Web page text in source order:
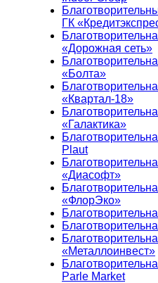
ГК
«Дорожная сеть»
«Болта»
«Квартал-18»
«Галактика»
Plaut
«Диасофт»
«ФлорЭко»
«Металлоинвест»
Parle Market